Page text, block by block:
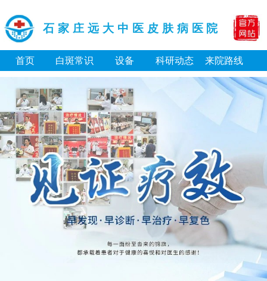
石家庄远大中医皮肤病医院
首页 白斑常识 设备 科研动态 来院路线